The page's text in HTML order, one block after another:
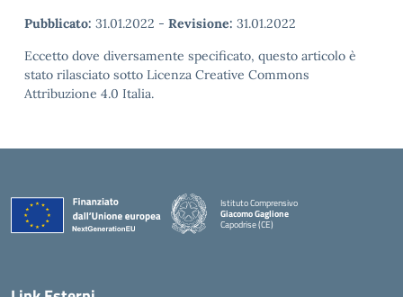
Pubblicato: 31.01.2022 - Revisione: 31.01.2022
Eccetto dove diversamente specificato, questo articolo è
stato rilasciato sotto Licenza Creative Commons
Attribuzione 4.0 Italia.
Istituto Comprensivo
Giacomo Gaglione
Capodrise (CE)
— Visita la pagina iniziale della scuola